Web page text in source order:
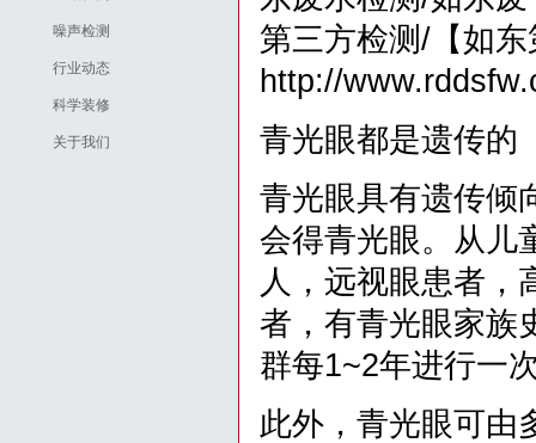
噪声检测
行业动态
科学装修
关于我们
第三方检测/【如
http://
青光眼都是遗传的
青光眼具有遗传倾
会得青光眼。从儿
人，远视眼患者，
者，有青光眼家族
群每1~2年进行一
此外，青光眼可由